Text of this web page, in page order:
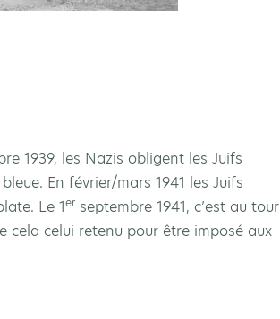
1939, les Nazis obligent les Juifs
En février/mars 1941 les Juifs
Le 1er septembre 1941, c’est au tour
cela celui retenu pour être imposé aux